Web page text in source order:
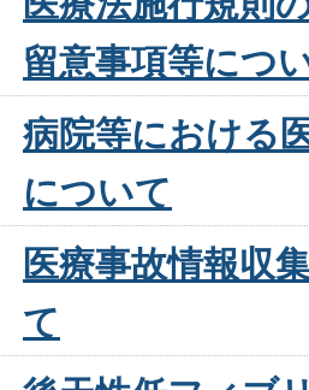
留意事項等につ
病院等における
について
医療事故情報収
て